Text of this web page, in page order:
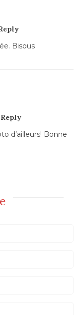
Bisous
Reply
d’ailleurs! Bonne